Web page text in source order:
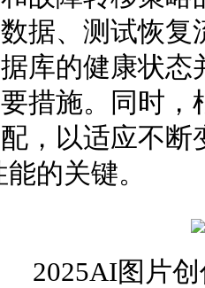
据、测试恢
库的健康状
措施。同时
，以适应不
的关键。
2025AI图片